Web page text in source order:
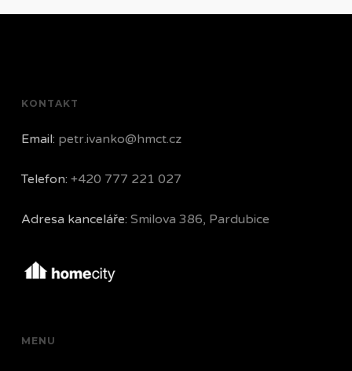
KONTAKT
Email: petr.ivanko@hmct.cz
Telefon: +420 777 221 027
Adresa kanceláře: Smilova 386, Pardubice
MENU